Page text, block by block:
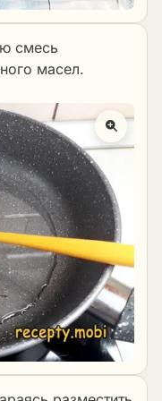
смесь
масел.